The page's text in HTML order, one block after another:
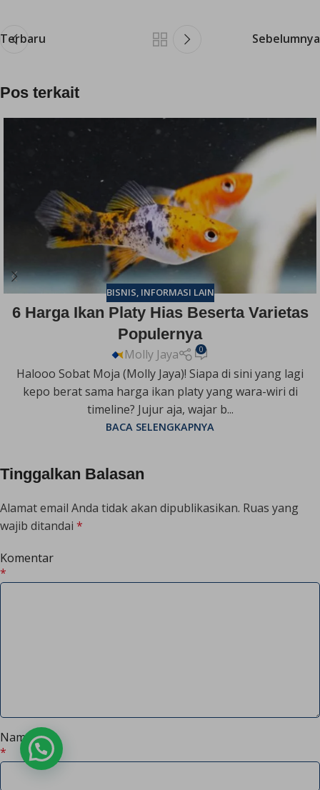
Terbaru Sebelumnya
Pos terkait
BISNIS, INFORMASI LAIN
6 Harga Ikan Platy Hias Beserta Varietas
Populernya
Molly Jaya 0
Halooo Sobat Moja (Molly Jaya)! Siapa di sini yang lagi
kepo berat sama harga ikan platy yang wara-wiri di
timeline? Jujur aja, wajar b...
BACA SELENGKAPNYA
Tinggalkan Balasan
Alamat email Anda tidak akan dipublikasikan. Ruas yang
wajib ditandai *
Komentar
*
Nama
*